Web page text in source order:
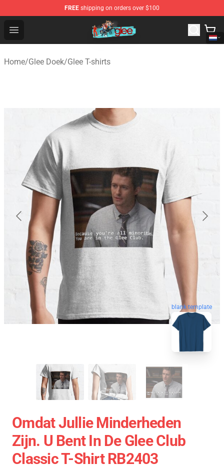
FREE shipping on orders over $100
Open menu
Glee Store - Official Glee Merchandise Shop
Home/Glee Doek/Glee T-shirts
blank template
Omdat Jullie Minderheden
Zijn. U Bent In De Glee Club
Classic T-Shirt RB2403